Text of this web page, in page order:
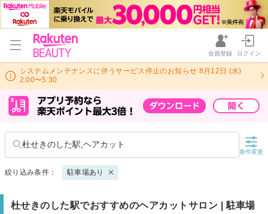
会員登録 ログイン
システムメンテナンスに伴うサービス停止のお知らせ 8月12日 (水)
2:00〜5:30
杜せきのした駅,ヘアカット
条件変更
絞り込み条件： 駐車場あり
杜せきのした駅でおすすめのヘアカットサロン | 駐車場